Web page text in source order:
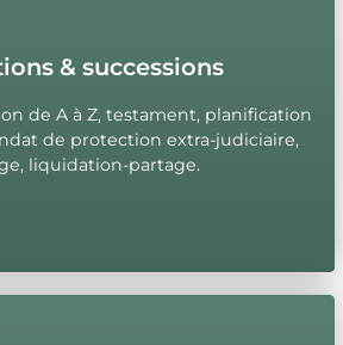
& successions
de A à Z, testament, planification
de protection extra-judiciaire,
liquidation-partage.